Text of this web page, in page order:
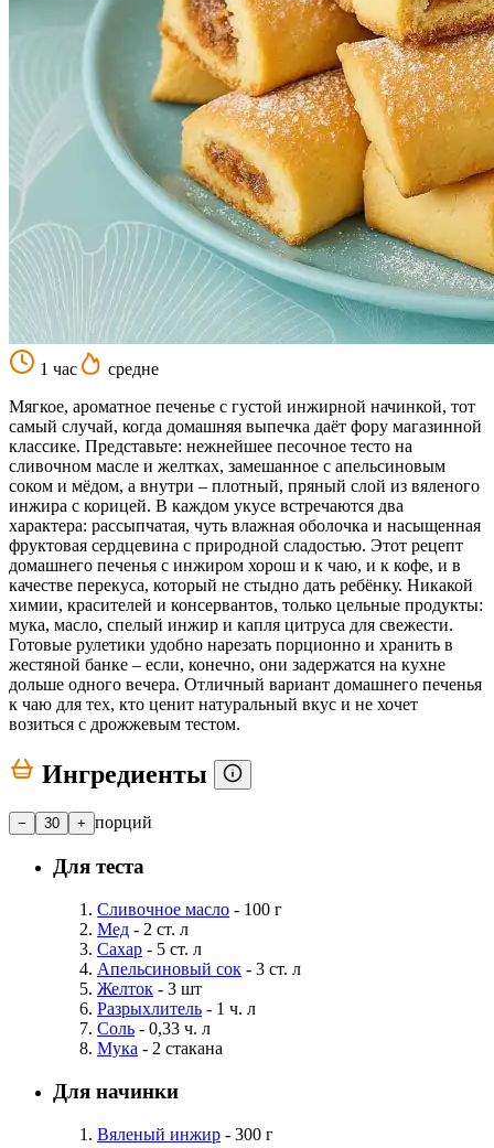
1 час
средне
Мягкое, ароматное печенье с густой инжирной начинкой, тот
самый случай, когда домашняя выпечка даёт фору магазинной
классике. Представьте: нежнейшее песочное тесто на
сливочном масле и желтках, замешанное с апельсиновым
соком и мёдом, а внутри – плотный, пряный слой из вяленого
инжира с корицей. В каждом укусе встречаются два
характера: рассыпчатая, чуть влажная оболочка и насыщенная
фруктовая сердцевина с природной сладостью. Этот рецепт
домашнего печенья с инжиром хорош и к чаю, и к кофе, и в
качестве перекуса, который не стыдно дать ребёнку. Никакой
химии, красителей и консервантов, только цельные продукты:
мука, масло, спелый инжир и капля цитруса для свежести.
Готовые рулетики удобно нарезать порционно и хранить в
жестяной банке – если, конечно, они задержатся на кухне
дольше одного вечера. Отличный вариант домашнего печенья
к чаю для тех, кто ценит натуральный вкус и не хочет
возиться с дрожжевым тестом.
Ингредиенты
− 30 + порций
Для теста
Сливочное масло - 100 г
Мед - 2 ст. л
Сахар - 5 ст. л
Апельсиновый сок - 3 ст. л
Желток - 3 шт
Разрыхлитель - 1 ч. л
Соль - 0,33 ч. л
Мука - 2 стакана
Для начинки
Вяленый инжир - 300 г